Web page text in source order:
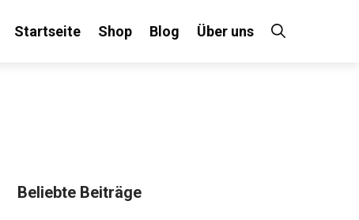
Startseite Shop Blog Über uns
Beliebte Beiträge
an!